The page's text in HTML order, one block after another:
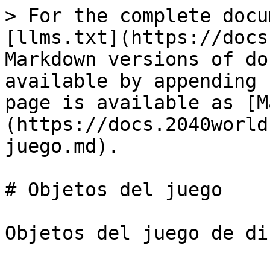
> For the complete
[llms.txt](https://
Markdown versions of
available by
page is available as
(https://
juego.md).
# Objetos del juego
Objetos del juego de